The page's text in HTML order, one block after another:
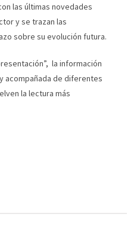
las últimas novedades
y se trazan las
sobre su evolución futura.
la información
acompañada de diferentes
la lectura más